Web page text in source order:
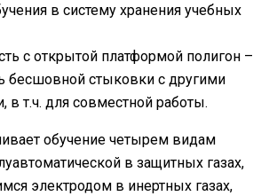
в систему хранения учебных
с открытой платформой полигон –
бесшовной стыковки с другими
в т.ч. для совместной работы.
обучение четырем видам
в защитных газах,
электродом в инертных газах,